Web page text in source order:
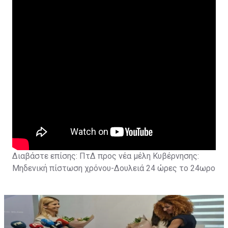
Διαβάστε επίσης: ΠτΔ προς νέα μέλη Κυβέρνησης:
Μηδενική πίστωση χρόνου-Δουλειά 24 ώρες το 24ωρο